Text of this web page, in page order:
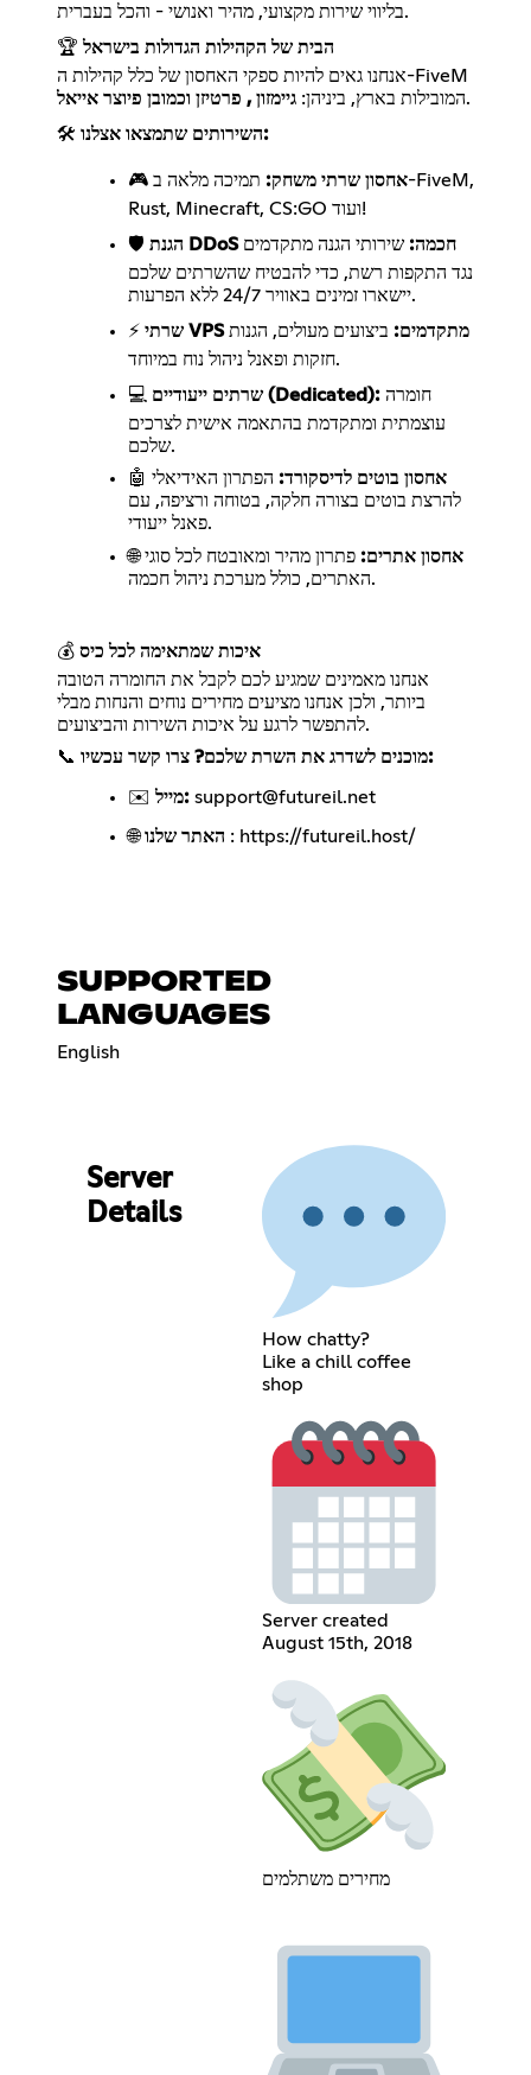
בליווי שירות מקצועי, מהיר ואנושי - והכל בעברית.
🏆 הבית של הקהילות הגדולות בישראל
אנחנו גאים להיות ספקי האחסון של כלל קהילות ה-FiveM
המובילות בארץ, ביניהן: גיימזון , פרטיזן וכמובן פיוצר אייאל
.
🛠️
השירותים שתמצאו אצלנו:
🎮 אחסון שרתי משחק: תמיכה מלאה ב-FiveM,
Rust, Minecraft, CS:GO ועוד!
🛡️
הגנת DDoS חכמה: שירותי הגנה מתקדמים
נגד התקפות רשת, כדי להבטיח שהשרתים שלכם
יישארו זמינים באוויר 24/7 ללא הפרעות.
⚡
שרתי VPS מתקדמים: ביצועים מעולים, הגנות
חזקות ופאנל ניהול נוח במיוחד.
💻
שרתים ייעודיים (Dedicated):
עוצמתית ומתקדמת בהתאמה אישית לצרכים
שלכם.
🤖
אחסון בוטים לדיסקורד: הפתרון האידיאלי
להרצת בוטים בצורה חלקה, בטוחה ורציפה, עם
פאנל ייעודי.
🌐
אחסון אתרים: פתרון מהיר ומאובטח לכל סוגי
האתרים, כולל מערכת ניהול חכמה.
💰 איכות שמתאימה לכל כיס
אנחנו מאמינים שמגיע לכם לקבל את החומרה הטובה
ביותר, ולכן אנחנו מציעים מחירים נוחים והנחות מבלי
להתפשר לרגע על איכות השירות והביצועים.
📞
מוכנים לשדרג את השרת שלכם? צרו קשר עכשיו:
✉️ מייל: support@futureil.net
🌐האתר שלנו : https://futureil.host/
SUPPORTED
LANGUAGES
English
Server
Details
How chatty?
Like a chill coffee
shop
Server created
August 15th, 2018
מחירים משתלמים